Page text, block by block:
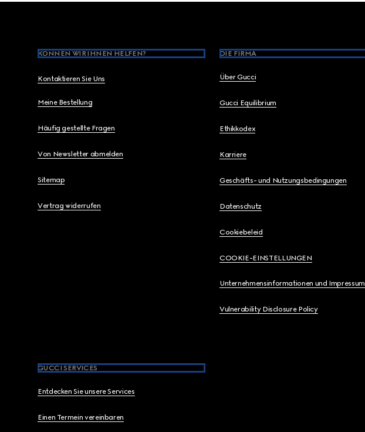
KÖNNEN WIR IHNEN HELFEN?
Kontaktieren Sie Uns
Meine Bestellung
Häufig gestellte Fragen
Von Newsletter abmelden
Sitemap
Vertrag widerrufen
DIE FIRMA
Über Gucci
Gucci Equilibrium
Ethikkodex
Karriere
Geschäfts- und Nutzungsbedingungen
Datenschutz
Cookiebeleid
COOKIE-EINSTELLUNGEN
Unternehmensinformationen und Impressum
Vulnerability Disclosure Policy
GUCCI SERVICES
Entdecken Sie unsere Services
Einen Termein vereinbaren